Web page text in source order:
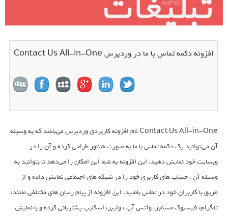
افزونه دکمه تماس با ما در وردپرس Contact Us All-in-One
Contact Us All-in-One نام افزونه کاربردی وردپرس می‌باشد که به وسیله
آن می‌توانید یک دکمه تماس با ما به صورت شناور طراحی کرده و آن را در
وبسایت خود نمایش دهید. این افزونه به شما این امکان را می‌دهد تا بتوانید به
وسیله آن ، حساب های کاربری خود را در شبکه های اجتماعی نمایش داده و از
طریق با کاربران خود در تماس باشید. این افزونه از پیام رسان های مختلفی مانند:
تلگرام، فیسبوک مسنجر، واتس آپ ، وایبر، اسکایپ پشتیبانی کرده و با نمایش